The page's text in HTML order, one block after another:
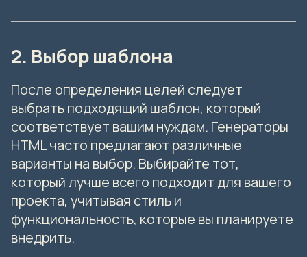
2. Выбор шаблона
После определения целей следует
выбрать подходящий шаблон, который
соответствует вашим нуждам. Генераторы
HTML часто предлагают различные
варианты на выбор. Выбирайте тот,
который лучше всего подходит для вашего
проекта, учитывая стиль и
функциональность, которые вы планируете
внедрить.